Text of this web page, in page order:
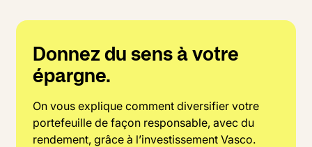
Donnez du sens à votre
épargne.
On vous explique comment diversifier votre
portefeuille de façon responsable, avec du
rendement, grâce à l’investissement Vasco.